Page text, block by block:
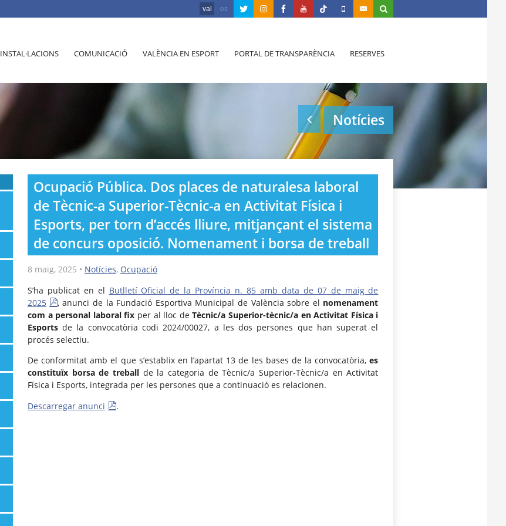
val es
INSTAL·LACIONS COMUNICACIÓ VALÈNCIA EN ESPORT PORTAL DE TRANSPARÈNCIA RESERVES
Notícies
Ocupació Pública. Dos places de naturalesa laboral
de Tècnic-a Superior-Tècnic-a en Activitat Física i
Esports, per torn d’accés lliure, mitjançant el sistema
de concurs oposició. Nomenament i borsa de treball
8 maig, 2025 • Notícies, Ocupació
S’ha publicat en el Butlletí Oficial de la Província n. 85 amb data de 07 de maig de
2025
, anunci de la Fundació Esportiva Municipal de València sobre el nomenament
com a personal laboral fix per al lloc deTècnic/a Superior-tècnic/a en Activitat Física i
Esportsde la convocatòria codi 2024/00027, a les dos persones que han superat el
procés selectiu.
De conformitat amb el que s’establix en l’apartat 13 de les bases de la convocatòria,es
constituïx borsa de treballde la categoria de Tècnic/a Superior-Tècnic/a en Activitat
Física i Esports, integrada per les persones que a continuació es relacionen.
Descarregar anunci
.